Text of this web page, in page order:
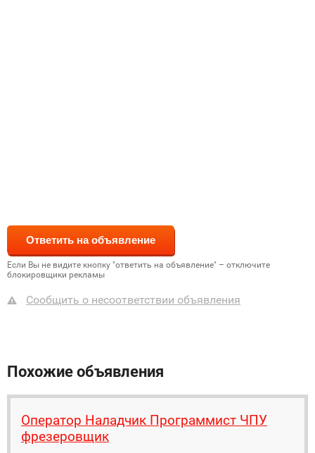
Если Вы не видите кнопку "ответить на объявление" – отключите
блокировщики рекламы
Сообщить о несоответствии объявления
Похожие объявления
Оператор Наладчик Программист ЧПУ
фрезеровщик